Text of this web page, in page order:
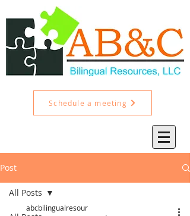
Schedule a meeting
Post
All Posts
abcbilingualresour